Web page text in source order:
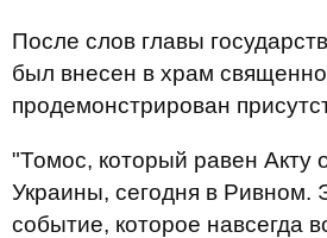
После слов главы
был внесен в храм
продемонстрирован
"Томос, который равен Акту
Украины, сегодня в Ривном.
событие, которое навсегда